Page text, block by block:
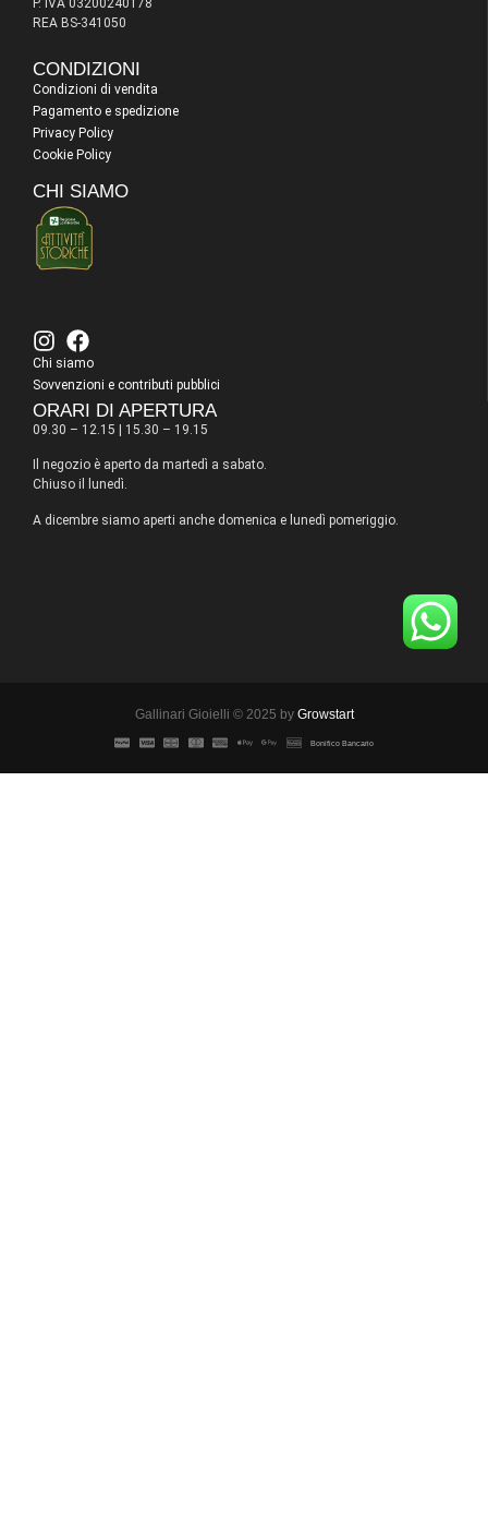
P. IVA 03200240178
REA BS-341050
CONDIZIONI
Condizioni di vendita
Pagamento e spedizione
Privacy Policy
Cookie Policy
CHI SIAMO
Chi siamo
Sovvenzioni e contributi pubblici
ORARI DI APERTURA
09.30 – 12.15 | 15.30 – 19.15
Il negozio è aperto da martedì a sabato.
Chiuso il lunedì.
A dicembre siamo aperti anche domenica e lunedì pomeriggio.
Gallinari Gioielli © 2025 by Growstart
Bonifico Bancario